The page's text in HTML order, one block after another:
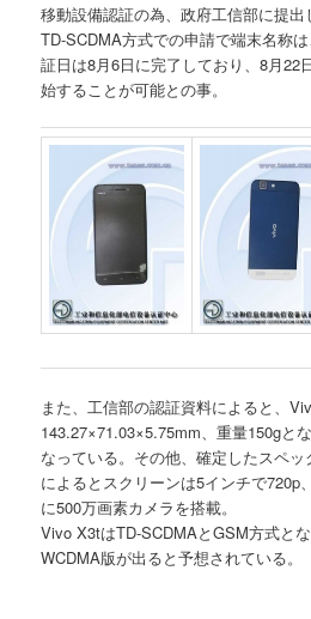
移動設備認証の為、政府工信部に提出
TD-SCDMA方式での申請で端末名称
証日は8月6日に完了しており、8月22
始することが可能との事。
また、工信部の認証資料によると、
143.27×71.03×5.75mm、重量150gと
なっている。その他、確定したスペ
によるとスクリーンは5インチで720p
に500万画素カメラを搭載。
Vivo X3tはTD-SCDMAとGSM方式と
WCDMA版が出ると予想されている。